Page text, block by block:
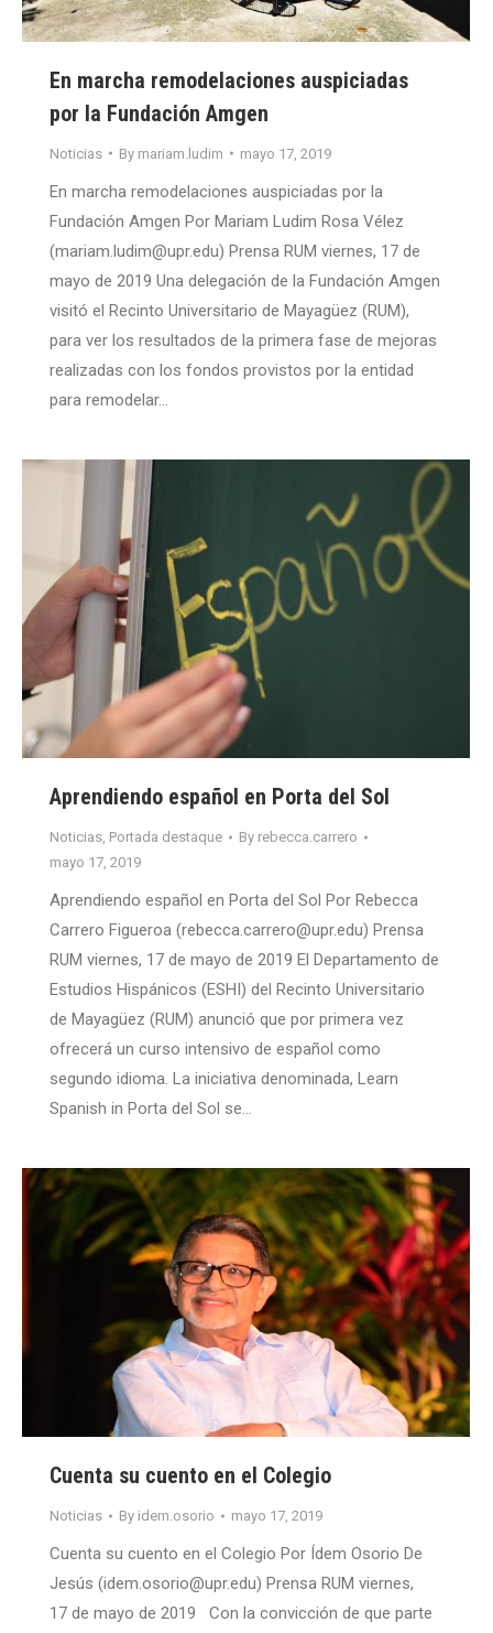
En marcha remodelaciones auspiciadas
por la Fundación Amgen
Noticias By mariam.ludim mayo 17, 2019
En marcha remodelaciones auspiciadas por la
Fundación Amgen Por Mariam Ludim Rosa Vélez
(mariam.ludim@upr.edu) Prensa RUM viernes, 17 de
mayo de 2019 Una delegación de la Fundación Amgen
visitó el Recinto Universitario de Mayagüez (RUM),
para ver los resultados de la primera fase de mejoras
realizadas con los fondos provistos por la entidad
para remodelar…
Aprendiendo español en Porta del Sol
Noticias, Portada destaque By rebecca.carrero
mayo 17, 2019
Aprendiendo español en Porta del Sol Por Rebecca
Carrero Figueroa (rebecca.carrero@upr.edu) Prensa
RUM viernes, 17 de mayo de 2019 El Departamento de
Estudios Hispánicos (ESHI) del Recinto Universitario
de Mayagüez (RUM) anunció que por primera vez
ofrecerá un curso intensivo de español como
segundo idioma. La iniciativa denominada, Learn
Spanish in Porta del Sol se…
Cuenta su cuento en el Colegio
Noticias By idem.osorio mayo 17, 2019
Cuenta su cuento en el Colegio Por Ídem Osorio De
Jesús (idem.osorio@upr.edu) Prensa RUM viernes,
17 de mayo de 2019 Con la convicción de que parte